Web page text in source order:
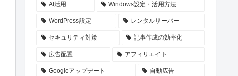
AI活用 Windows設定・活用方法
WordPress設定 レンタルサーバー
セキュリティ対策 記事作成の効率化
広告配置 アフィリエイト
Googleアップデート 自動広告